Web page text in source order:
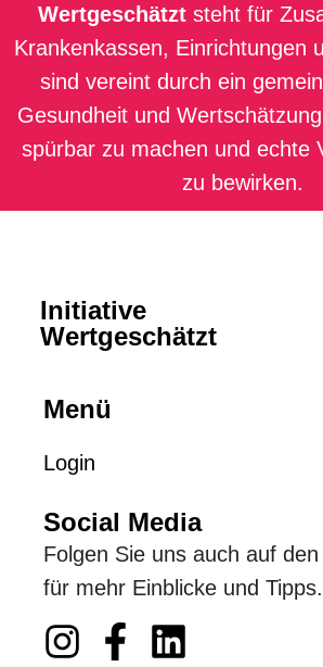
Wertgeschätztsteht für
Krankenkassen, Einrichtungen
sind vereint durch ein
Gesundheit und
spürbar zu machen und echte
zu bewirken.
Initiative
Wertgeschätzt
Menü
Login
Social Media
Folgen Sie uns auch auf
für mehr Einblicke und Tipps.